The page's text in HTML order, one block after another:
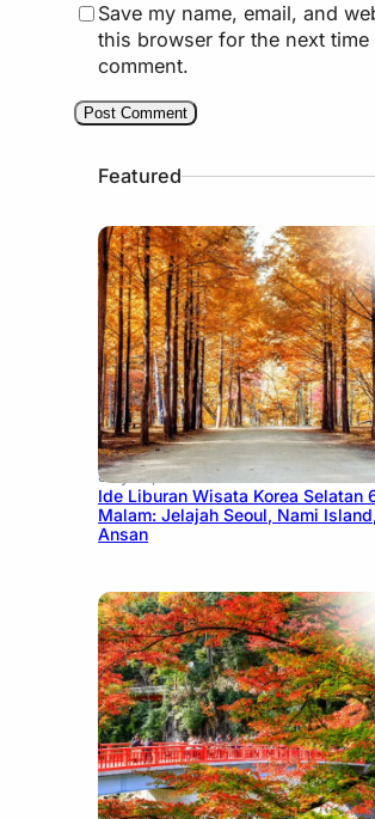
Save my name, email, and
this browser for the next time
comment.
Featured
July 15, 2026
Ide Liburan Wisata Korea Selatan
Malam: Jelajah Seoul, Nami
Ansan